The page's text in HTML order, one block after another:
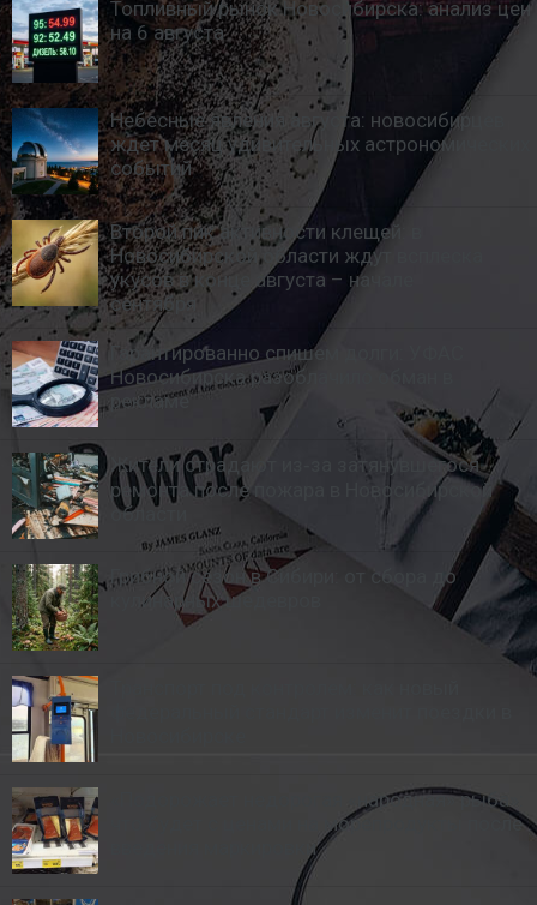
Топливный рынок Новосибирска: анализ цен
на 6 августа
Небесные явления августа: новосибирцев
ждет месяц удивительных астрономических
событий
Второй пик активности клещей: в
Новосибирской области ждут всплеска
укусов в конце августа – начале
сентября
Гарантированно спишем долги: УФАС
Новосибирска разоблачило обман в
рекламе
Жители страдают из‑за затянувшегося
ремонта после пожара в Новосибирской
области
Грибной сезон в Сибири: от сбора до
кулинарных шедевров
«Подорожает недорогая «народная» рыба»:
что будет с ценами на морепродукты после
введения маркировки